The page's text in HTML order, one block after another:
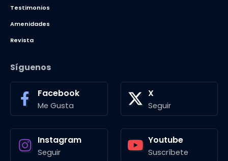
Testimonios
Amenidades
Revista
Síguenos
Facebook
Me Gusta
X
Seguir
Instagram
Seguir
Youtube
Suscríbete